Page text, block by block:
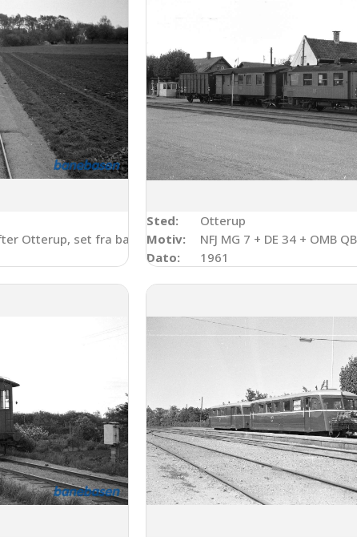
Otterup, set fra bagperron
Sted:
Otterup
Motiv:
NFJ MG 7 + DE 34 + OMB
Dato:
1961